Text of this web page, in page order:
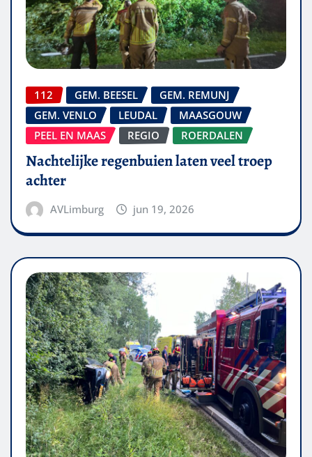
112 GEM. BEESEL
GEM. REMUNJ
GEM. VENLO
LEUDAL
MAASGOUW
PEEL EN MAAS
REGIO ROERDALEN
Nachtelijke regenbuien laten veel troep
achter
AVLimburg jun 19, 2026